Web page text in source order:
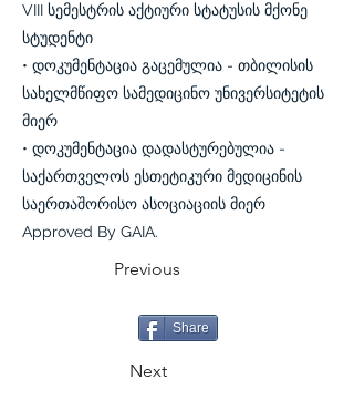
VIII სემესტრის აქტიური სტატუსის მქონე
სტუდენტი
• დოკუმენტაცია გაცემულია - თბილისის
სახელმწიფო სამედიცინო უნივერსიტეტის
მიერ
• დოკუმენტაცია დადასტურებულია -
საქართველოს ესთეტიკური მედიცინის
საერთაშორისო ასოციაციის მიერ
Approved By GAIA.
Previous
Share
Next